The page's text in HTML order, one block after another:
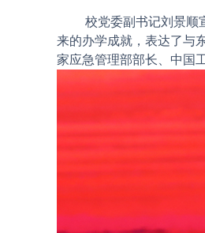
校党委副书记刘景顺宣
来的办学成就，表达了与
家应急管理部部长、中国